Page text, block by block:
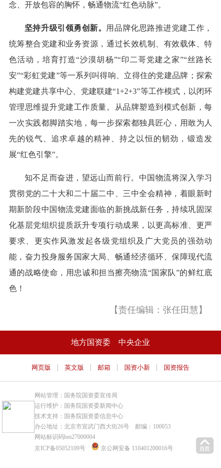
念、开放包容的胸怀，畅通物流“红色动脉”。
坚持升级引领勇创新。 用品牌化思路推进党建工作，
统筹整合党建和业务资源，通过长效机制、有效载体、特
色活动，培育打造“沙漠胡杨”“印二哥党建之家”“丝路长
安”“彩虹党建”等一系列叫得响、立得住的党建品牌；探索
构建党建共享中心、党建联建“1+2+3”等工作模式，以闭环
管理思维提升党建工作质量。从品牌塑造到模式创新，每
一次实践都脚踏实地，每一步探索都独具匠心，用敢为人
先的锐气、追求卓越的精神、持之以恒的韧劲，锻造发
展“红色引擎”。
知不足而奋进，望远山而前行。中国物流将深入学习
贯彻党的二十大和二十届二中、三中全会精神，着眼新时
期新阶段中国物流党建面临的新挑战新任务，持续巩固深
化基层党组织提质跃升专项行动成果，以更高标准、更严
要求、更实作风激发起各级党组织及广大党员的强劲动
能，奋力投身服务国家大局、畅通经济循环、保障现代流
通的战略使命，用忠诚和担当擦亮物流“国家队”的鲜红底
色！
【责任编辑：张任田慧】
地方国资委 中央企业
网页版 | 英文版 | 邮箱 | 国资小新 | 国资报告
网站管理：国务院国资委宣传局
运行维护：国务院国资委新闻中心
技术支持：国务院国资委信息中心
办公地址：北京市宣武门西大街26号 邮编：100053
网站标识码bm27000004
京ICP备05052109号
京公网安备 110401200016号